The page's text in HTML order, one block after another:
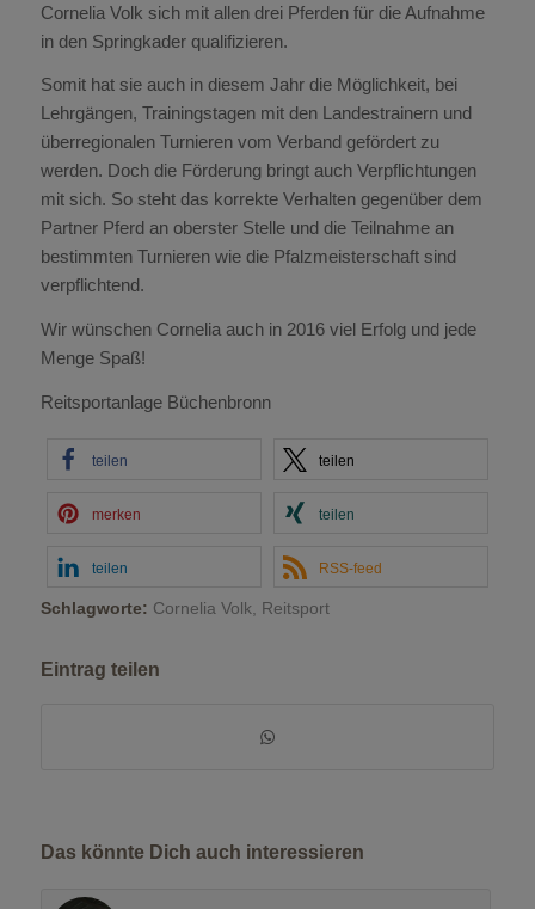
Cornelia Volk sich mit allen drei Pferden für die Aufnahme
in den Springkader qualifizieren.
Somit hat sie auch in diesem Jahr die Möglichkeit, bei
Lehrgängen, Trainingstagen mit den Landestrainern und
überregionalen Turnieren vom Verband gefördert zu
werden. Doch die Förderung bringt auch Verpflichtungen
mit sich. So steht das korrekte Verhalten gegenüber dem
Partner Pferd an oberster Stelle und die Teilnahme an
bestimmten Turnieren wie die Pfalzmeisterschaft sind
verpflichtend.
Wir wünschen Cornelia auch in 2016 viel Erfolg und jede
Menge Spaß!
Reitsportanlage Büchenbronn
teilen teilen
merken teilen
teilen RSS-feed
Schlagworte: Cornelia Volk Reitsport
Eintrag teilen
Das könnte Dich auch interessieren